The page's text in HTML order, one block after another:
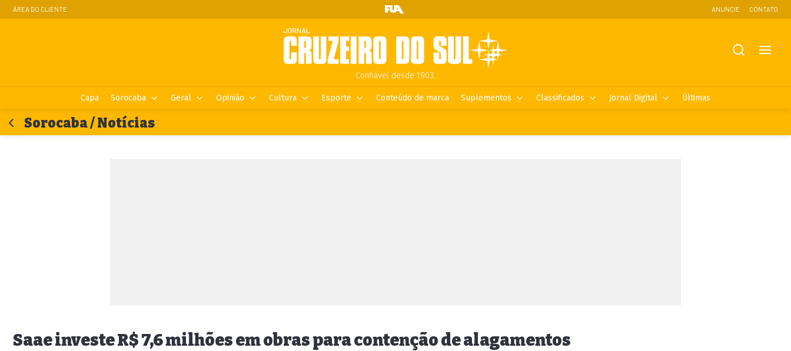
ÁREA DO CLIENTE ANUNCIE CONTATO
Confiável desde 1903.
Capa Sorocaba Geral Opinião Cultura Esporte Conteúdo de marca Suplementos Classificados Jornal Digital Últimas
Sorocaba / Notícias
Saae investe R$ 7,6 milhões em obras para contenção de alagamentos